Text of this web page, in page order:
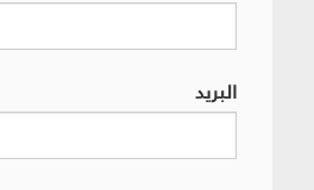
البريد